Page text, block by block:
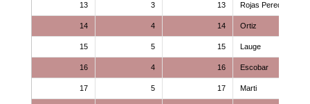
13 3 13 Rojas Peredo
14 4 14 Ortiz
15 5 15 Lauge
16 4 16 Escobar
17 5 17 Marti